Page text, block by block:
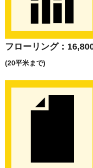
フローリング：
(20平米まで)